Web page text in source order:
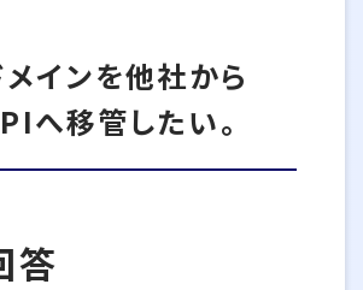
メインを他社から
へ移管したい。
答